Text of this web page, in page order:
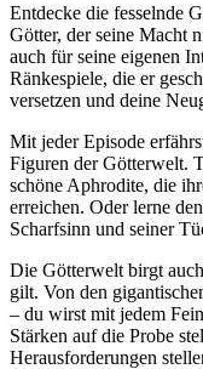
Entdecke die fesselnde
Götter, der seine Macht
auch für seine eigenen
Ränkespiele, die er
versetzen und deine
Mit jeder Episode
Figuren der Götterwelt.
schöne Aphrodite, die
erreichen. Oder lerne
Scharfsinn und seiner
Die Götterwelt birgt
gilt. Von den
– du wirst mit jedem
Stärken auf die Probe
Herausforderungen